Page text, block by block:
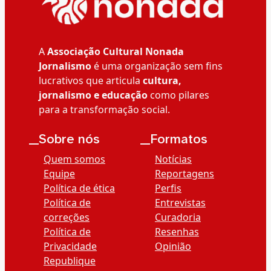
AAssociação Cultural Nonada
Jornalismoé uma organização sem fins
lucrativos que articula cultura,
jornalismo e educaçãocomo pilares
para a transformação social.
__Sobre nós
Quem somos
Equipe
Política de ética
Política de
correções
Política de
Privacidade
Republique
__Formatos
Notícias
Reportagens
Perfis
Entrevistas
Curadoria
Resenhas
Opinião